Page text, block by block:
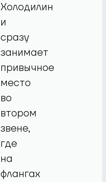
Холодилин
и
сразу
занимает
привычное
место
во
втором
звене,
где
на
флангах